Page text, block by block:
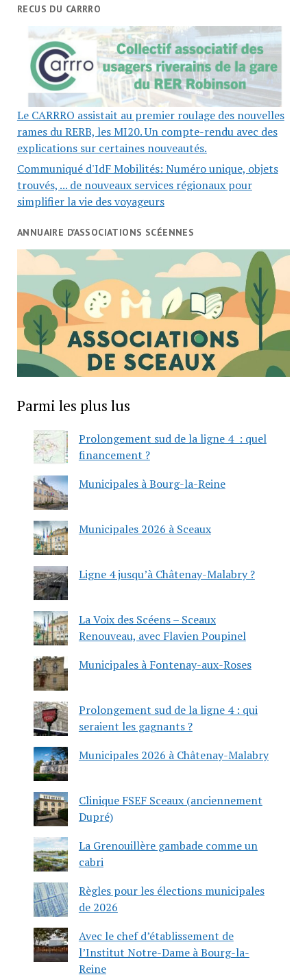
RECUS DU CARRRO
Le CARRRO assistait au premier roulage des nouvelles
rames du RERB, les MI20. Un compte-rendu avec des
explications sur certaines nouveautés.
Communiqué d'IdF Mobilités: Numéro unique, objets
trouvés, ... de nouveaux services régionaux pour
simplifier la vie des voyageurs
ANNUAIRE D’ASSOCIATIONS SCÉENNES
Parmi les plus lus
Prolongement sud de la ligne 4 : quel
financement ?
Municipales à Bourg-la-Reine
Municipales 2026 à Sceaux
Ligne 4 jusqu’à Châtenay-Malabry ?
La Voix des Scéens – Sceaux
Renouveau, avec Flavien Poupinel
Municipales à Fontenay-aux-Roses
Prolongement sud de la ligne 4 : qui
seraient les gagnants ?
Municipales 2026 à Châtenay-Malabry
Clinique FSEF Sceaux (anciennement
Dupré)
La Grenouillère gambade comme un
cabri
Règles pour les élections municipales
de 2026
Avec le chef d’établissement de
l’Institut Notre-Dame à Bourg-la-
Reine